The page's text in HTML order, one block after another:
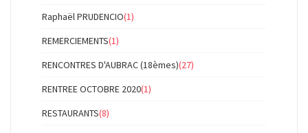
Raphaël PRUDENCIO(1)
REMERCIEMENTS(1)
RENCONTRES D'AUBRAC (18èmes)(27)
RENTREE OCTOBRE 2020(1)
RESTAURANTS(8)